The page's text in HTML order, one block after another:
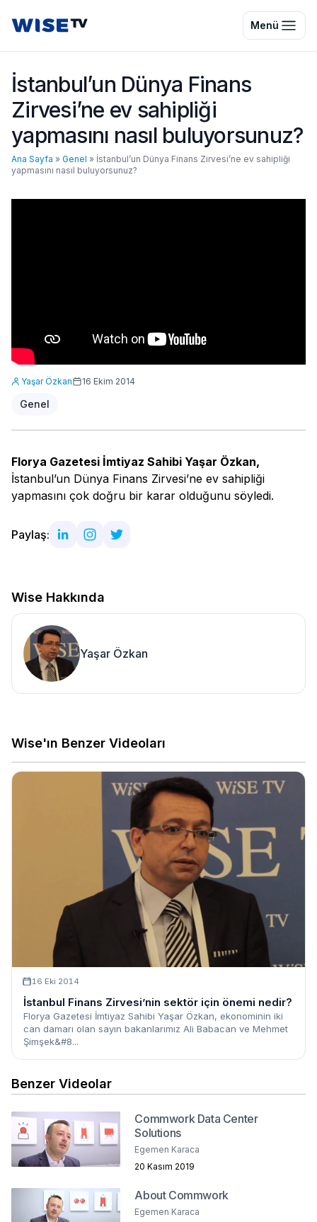
Wise TV Menü
İstanbul’un Dünya Finans
Zirvesi’ne ev sahipliği
yapmasını nasıl buluyorsunuz?
Ana Sayfa » Genel » İstanbul’un Dünya Finans Zirvesi’ne ev sahipliği
yapmasını nasıl buluyorsunuz?
Yaşar Özkan 16 Ekim 2014
Genel
Florya Gazetesi İmtiyaz Sahibi Yaşar Özkan,
İstanbul’un Dünya Finans Zirvesi’ne ev sahipliği
yapmasını çok doğru bir karar olduğunu söyledi.
Paylaş:
Wise Hakkında
Yaşar Özkan
Wise'ın Benzer Videoları
16 Eki 2014
İstanbul Finans Zirvesi’nin sektör için önemi nedir?
Florya Gazetesi İmtiyaz Sahibi Yaşar Özkan, ekonominin iki
can damarı olan sayın bakanlarımız Ali Babacan ve Mehmet
Şimşek&#8...
Benzer Videolar
Commwork Data Center
Solutions
Egemen Karaca
20 Kasım 2019
About Commwork
Egemen Karaca